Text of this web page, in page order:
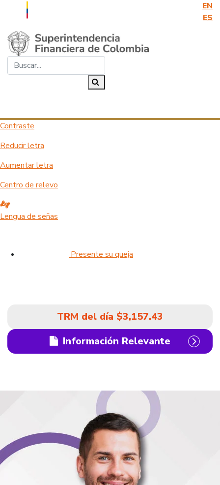
EN
ES
Saltar al contenido principal
Contraste
Reducir letra
Aumentar letra
Centro de relevo
Lengua de señas
Presente su queja
TRM del día $3,157.43
icono
Información Relevante